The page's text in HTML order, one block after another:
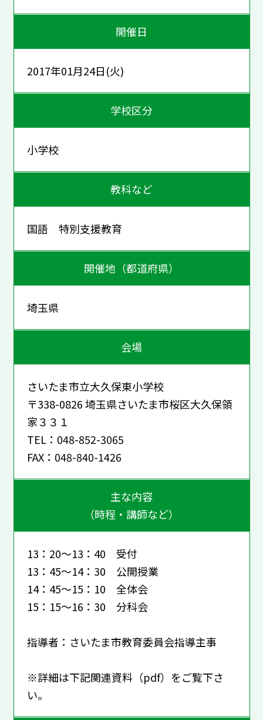
開催日
2017年01月24日(火)
学校区分
小学校
教科など
国語 特別支援教育
開催地（都道府県）
埼玉県
会場
さいたま市立大久保東小学校
〒338-0826 埼玉県さいたま市桜区大久保領
家３３１
TEL：048-852-3065
FAX：048-840-1426
主な内容
（時程・講師など）
13：20～13：40 受付
13：45～14：30 公開授業
14：45～15：10 全体会
15：15～16：30 分科会
指導者：さいたま市教育委員会指導主事
※詳細は下記関連資料（pdf）をご覧下さ
い。